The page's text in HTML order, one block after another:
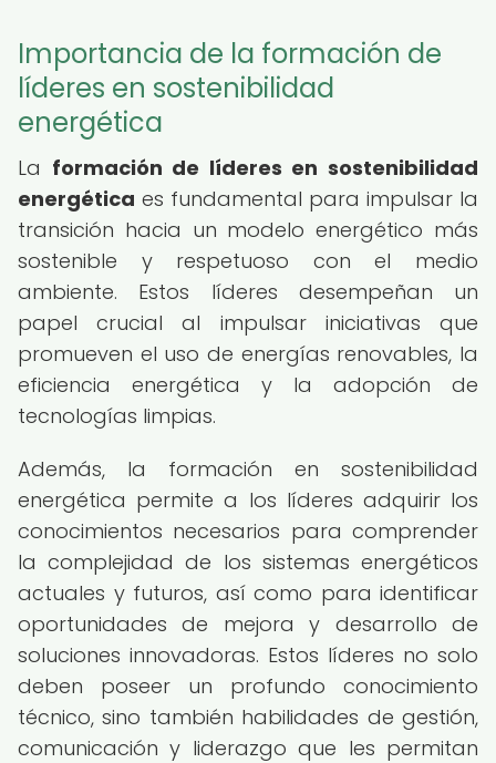
Importancia de la formación de
líderes en sostenibilidad
energética
La formación de líderes en sostenibilidad
energética es fundamental para impulsar la
transición hacia un modelo energético más
sostenible y respetuoso con el medio
ambiente. Estos líderes desempeñan un
papel crucial al impulsar iniciativas que
promueven el uso de energías renovables, la
eficiencia energética y la adopción de
tecnologías limpias.
Además, la formación en sostenibilidad
energética permite a los líderes adquirir los
conocimientos necesarios para comprender
la complejidad de los sistemas energéticos
actuales y futuros, así como para identificar
oportunidades de mejora y desarrollo de
soluciones innovadoras. Estos líderes no solo
deben poseer un profundo conocimiento
técnico, sino también habilidades de gestión,
comunicación y liderazgo que les permitan